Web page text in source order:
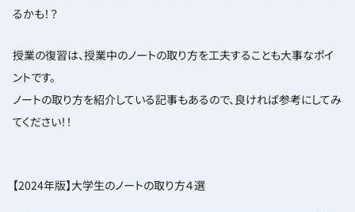
るかも！？
授業の復習は、授業中のノートの取り方を工夫することも大事なポイ
ントです。
ノートの取り方を紹介している記事もあるので、良ければ参考にしてみ
てください！！
【2024年版】大学生のノートの取り方４選